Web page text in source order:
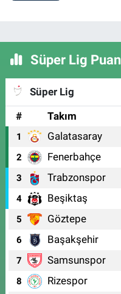
Süper Lig
Süper Lig
#
Takım
1 Galatasaray
2 Fenerbahçe
3 Trabzonspor
4 Beşiktaş
5 Göztepe
6 Başakşehir
7 Samsunspor
8 Rizespor